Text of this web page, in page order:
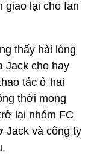
giao lại cho fan
thấy hài lòng
Jack cho hay
tác ở hai
thời mong
lại nhóm FC
Jack và công ty